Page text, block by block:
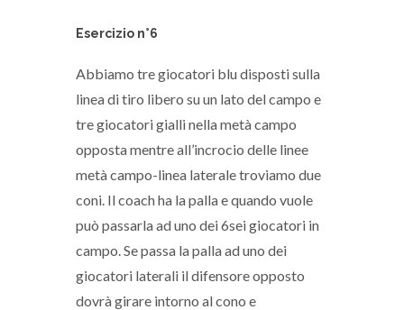
Esercizio n°6
Abbiamo tre giocatori blu disposti sulla
linea di tiro libero su un lato del campo e
tre giocatori gialli nella metà campo
opposta mentre all’incrocio delle linee
metà campo-linea laterale troviamo due
coni. Il coach ha la palla e quando vuole
può passarla ad uno dei 6sei giocatori in
campo. Se passa la palla ad uno dei
giocatori laterali il difensore opposto
dovrà girare intorno al cono e